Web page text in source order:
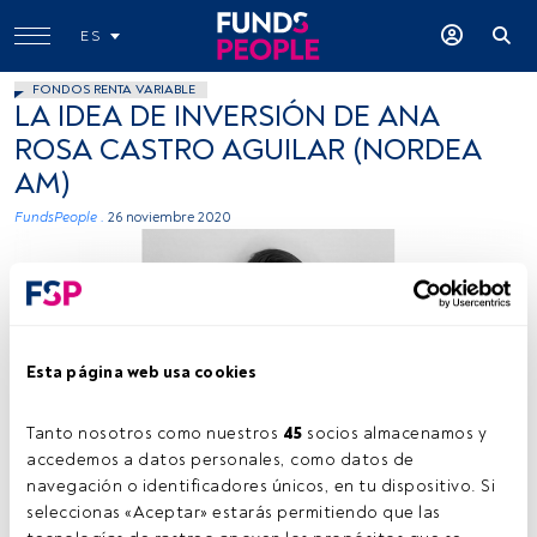
Esta página web usa cookies
Tanto nosotros como nuestros 45 socios almacenamos y
accedemos a datos personales, como datos de
navegación o identificadores únicos, en tu dispositivo. Si
seleccionas «Aceptar» estarás permitiendo que las
ES
FONDOS RENTA VARIABLE
LA IDEA DE INVERSIÓN DE ANA
ROSA CASTRO AGUILAR (NORDEA
AM)
FundsPeople . 26 noviembre 2020
Tiempo lectura: 12 s.